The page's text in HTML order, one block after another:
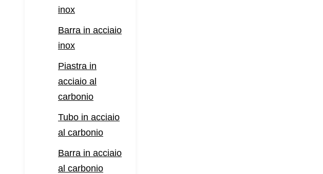
inox
Barra in acciaio
inox
Piastra in
acciaio al
carbonio
Tubo in acciaio
al carbonio
Barra in acciaio
al carbonio